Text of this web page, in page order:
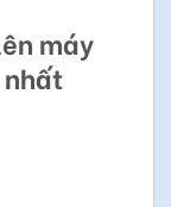
máy
nhất